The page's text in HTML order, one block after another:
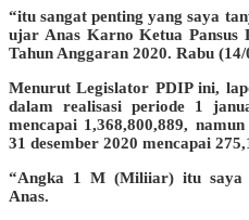
“itu sangat penting yang saya
ujar Anas Karno Ketua
Tahun Anggaran 2020. Rabu
Menurut Legislator PDIP ini,
dalam realisasi periode 1
mencapai 1,368,800,889,
31 desember 2020 mencapai
“Angka 1 M (Miliiar) itu saya
Anas.